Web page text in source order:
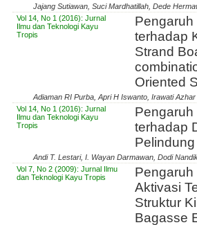
Jajang Sutiawan, Suci Mardhatillah, Dede
Vol 14, No 1 (2016): Jurnal
Ilmu dan Teknologi Kayu
Tropis
terhadap
Strand
Oriented
Adiaman RI Purba, Apri H Iswanto, Irawati Azhar
Vol 14, No 1 (2016): Jurnal
Ilmu dan Teknologi Kayu
Tropis
terhadap
Pelindung
Andi T. Lestari, I. Wayan Darmawan, Dodi
Vol 7, No 2 (2009): Jurnal Ilmu
dan Teknologi Kayu Tropis
Aktivasi
Struktur
Bagasse